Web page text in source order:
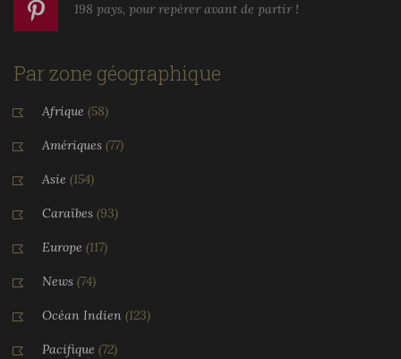
198 pays, pour repérer avant de partir !
Par zone géographique
Afrique (58)
Amériques (77)
Asie (154)
Caraïbes (93)
Europe (117)
News (74)
Océan Indien (123)
Pacifique (72)